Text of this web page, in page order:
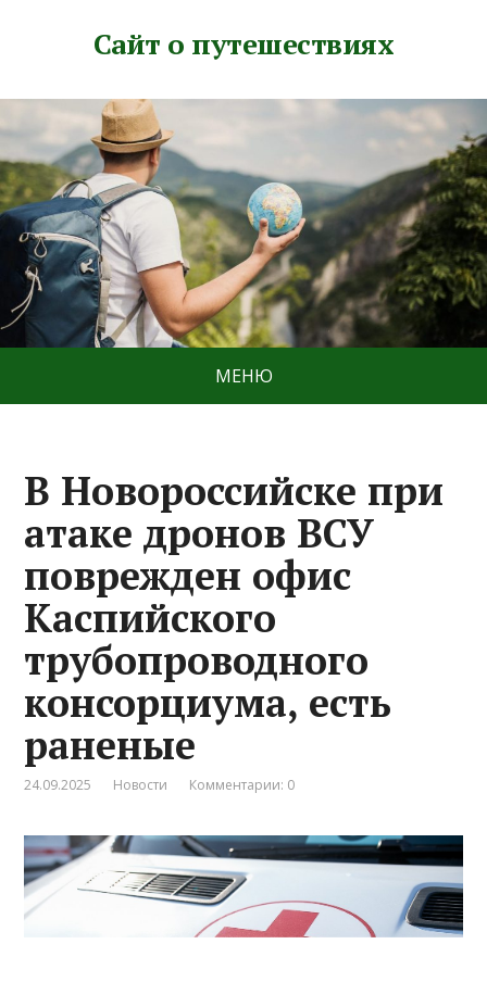
Сайт о путешествиях
МЕНЮ
В Новороссийске при
атаке дронов ВСУ
поврежден офис
Каспийского
трубопроводного
консорциума, есть
раненые
24.09.2025 Новости Комментарии: 0